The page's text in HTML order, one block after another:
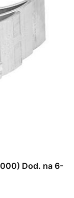
Dod. na 6-